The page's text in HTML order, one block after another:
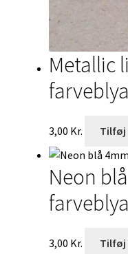
Metallic
3,00 Kr. Tilføj
Neon
3,00 Kr. Tilføj